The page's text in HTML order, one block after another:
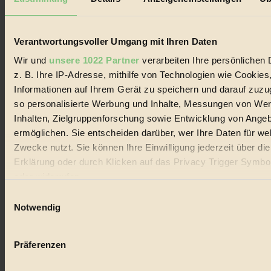
Verantwortungsvoller Umgang mit Ihren Daten
Wir und unsere 1022 Partner verarbeiten Ihre persönlichen
z. B. Ihre IP-Adresse, mithilfe von Technologien wie
Informationen auf Ihrem Gerät zu speichern und darauf
so personalisierte Werbung und Inhalte, Messungen von
Inhalten, Zielgruppenforschung sowie Entwicklung von
ermöglichen. Sie entscheiden darüber, wer Ihre Daten für
Zwecke nutzt. Sie können Ihre Einwilligung jederzeit über
Erklärung oder durch Klicken auf das Privacy Trigger
Wenn Sie es erlauben, würden wir auch gerne:
Ihr Gerät durch aktives Scannen nach bestimmten
Notwendig
Präferenzen
Biorama steht für einen nachhaltigen Lebensstil und bewussten
Lebenswandel. Es ist eine moderne Plattform für Ideen, Menschen
Handels mit Bioprodukten, des Fair-Trade sowie der Branche
alternativer Energien.
Social Media
22.601 Fans auf Facebook
3.415 Follower auf Twitter
Folge uns auf Instagram
Themen
Bio
Vegan